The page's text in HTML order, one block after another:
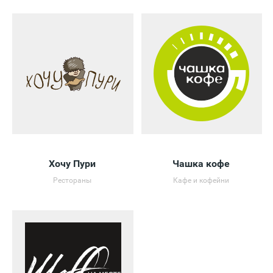
Хочу Пури
Рестораны
Чашка кофе
Кафе и кофейни